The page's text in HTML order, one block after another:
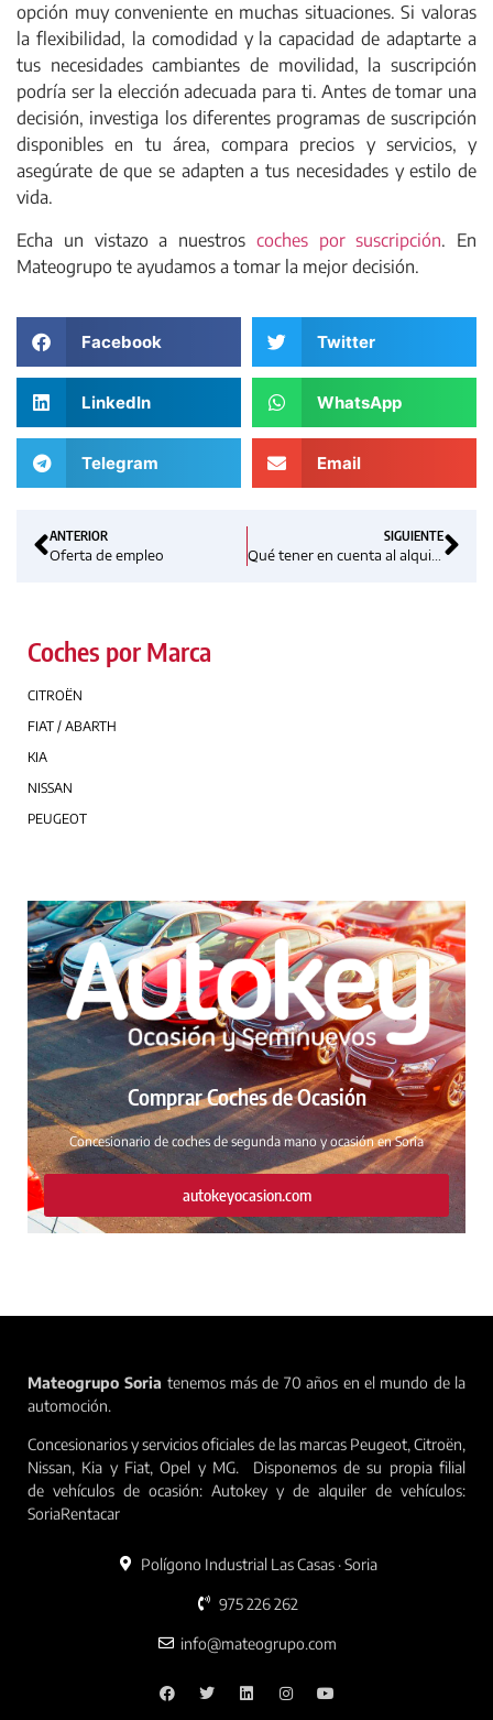
opción muy conveniente en muchas situaciones. Si valoras
la flexibilidad, la comodidad y la capacidad de adaptarte a
tus necesidades cambiantes de movilidad, la suscripción
podría ser la elección adecuada para ti. Antes de tomar una
decisión, investiga los diferentes programas de suscripción
disponibles en tu área, compara precios y servicios, y
asegúrate de que se adapten a tus necesidades y estilo de
vida.
Echa un vistazo a nuestros coches por suscripción. En
Mateogrupo te ayudamos a tomar la mejor decisión.
Facebook Twitter
LinkedIn WhatsApp
Telegram Email
ANTERIOR
Oferta de empleo
SIGUIENTE
Qué tener en cuenta al alquilar un coche
Coches por Marca
CITROËN
FIAT / ABARTH
KIA
NISSAN
PEUGEOT
Comprar Coches de Ocasión
Concesionario de coches de segunda mano y ocasión en Soria
autokeyocasion.com
Mateogrupo Soria tenemos más de 70 años en el mundo de la
automoción.
Concesionarios y servicios oficiales de las marcas Peugeot, Citroën,
Nissan, Kia y Fiat, Opel y MG. Disponemos de su propia filial
de vehículos de ocasión: Autokey y de alquiler de vehículos:
SoriaRentacar
Polígono Industrial Las Casas · Soria
975 226 262
info@mateogrupo.com